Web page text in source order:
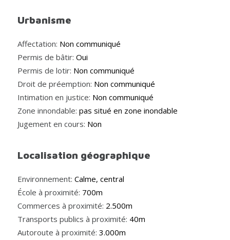
Urbanisme
Affectation: Non communiqué
Permis de bâtir: Oui
Permis de lotir: Non communiqué
Droit de préemption: Non communiqué
Intimation en justice: Non communiqué
Zone innondable: pas situé en zone inondable
Jugement en cours: Non
Localisation géographique
Environnement: Calme, central
École à proximité: 700m
Commerces à proximité: 2.500m
Transports publics à proximité: 40m
Autoroute à proximité: 3.000m